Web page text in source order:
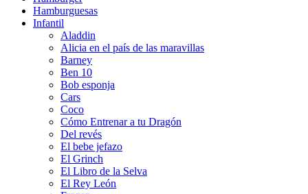
Hamburguesas
Infantil
Aladdin
Alicia en el país de las maravillas
Barney
Ben 10
Bob esponja
Cars
Coco
Cómo Entrenar a tu Dragón
Del revés
El bebe jefazo
El Grinch
El Libro de la Selva
El Rey León